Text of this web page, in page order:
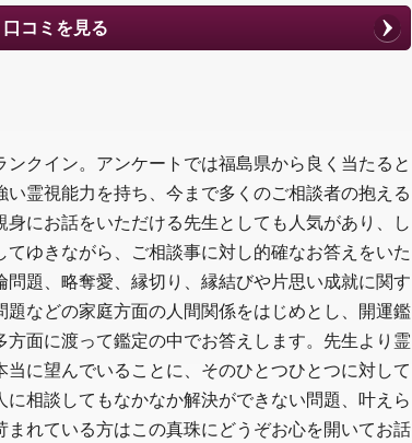
口コミを見る
クイン。アンケートでは福島県から良く当たると
霊視能力を持ち、今まで多くのご相談者の抱える
にお話をいただける先生としても人気があり、し
ゆきながら、ご相談事に対し的確なお答えをいた
問題、略奪愛、縁切り、縁結びや片思い成就に関す
などの家庭方面の人間関係をはじめとし、開運鑑
面に渡って鑑定の中でお答えします。先生より霊
に望んでいることに、そのひとつひとつに対して
相談してもなかなか解決ができない問題、叶えら
れている方はこの真珠にどうぞお心を開いてお話